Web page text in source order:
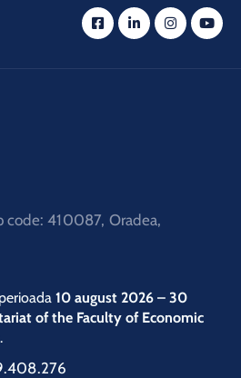
410087, Oradea,
10 august 2026 – 30
of the Faculty of Economic